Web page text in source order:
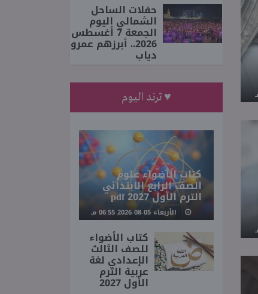
حفلات الساحل
الشمالي اليوم
الجمعة 7 أغسطس
2026.. أبرزهم عمرو
دياب
♥ ترند اليوم
كتاب الأضواء علوم
الصف الرابع الابتدائي
الترم الأول 2027 pdf
الأربعاء 05-08-2026 06:55 مـ
كتاب الأضواء
للصف الثالث
الإعدادي لغة
عربية الترم
الأول 2027